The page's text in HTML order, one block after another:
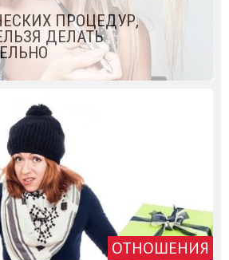
ПРОЦЕДУР,
ДЕЛАТЬ
ОТНОШЕНИЯ